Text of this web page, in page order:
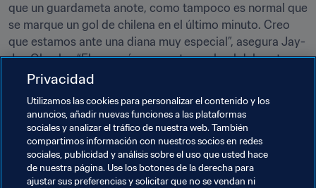
que un guardameta anote, como tampoco es normal que
se marque un gol de chilena en el último minuto. Creo
que estamos ante una diana muy especial”, asegura Jay-
Jay Okocha. “El que más me gusta es el gol del portero,
y la celebración posterior también fue algo fuera de lo
Así las cosas, habrá que esperar al 23 de octubre para
comprobar si Masuluke nos deleita con otra celebración
especial en el caso de que acabe adjudicándose el
preciado galardón.
Privacidad
Utilizamos las cookies para personalizar el contenido y los
anuncios, añadir nuevas funciones a las plataformas
sociales y analizar el tráfico de nuestra web. También
compartimos información con nuestros socios en redes
sociales, publicidad y análisis sobre el uso que usted hace
de nuestra página. Use los botones de la derecha para
ajustar sus preferencias y solicitar que no se vendan ni